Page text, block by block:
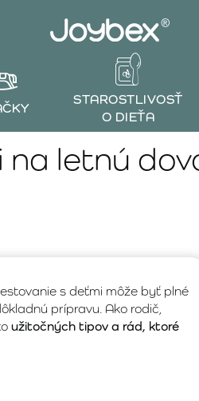
STAROSTLIVOSŤ
O DIEŤA
letnú
s deťmi môže byť plné
prípravu. Ako rodič,
užitočných tipov a rád, ktoré